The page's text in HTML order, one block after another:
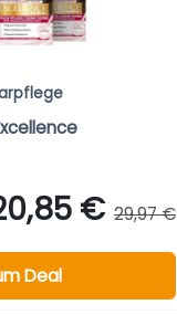
€ 29,97 €
Deal